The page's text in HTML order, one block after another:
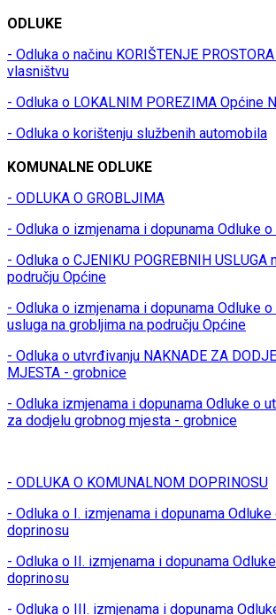
ODLUKE
- Odluka o načinu KORIŠTENJE
vlasništvu
- Odluka o LOKALNIM POREZIMA Općine
- Odluka o korištenju službenih automobila
KOMUNALNE ODLUKE
- ODLUKA O GROBLJIMA
- Odluka o izmjenama i dopunama Odluke
- Odluka o CJENIKU POGREBNIH USLUGA
području Općine
- Odluka o izmjenama i dopunama Odluke
usluga na grobljima na području Općine
- Odluka o utvrđivanju NAKNADE ZA
MJESTA - grobnice
- Odluka izmjenama i dopunama Odluke o
za dodjelu grobnog mjesta - grobnice
- ODLUKA O KOMUNALNOM DOPRINOSU
- Odluka o I. izmjenama i dopunama
doprinosu
- Odluka o II. izmjenama i dopunama
doprinosu
- Odluka o III. izmjenama i dopunama